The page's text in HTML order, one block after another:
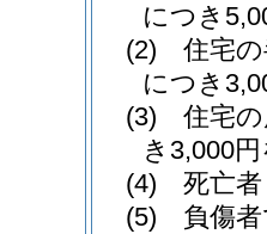
につき
(2)
住宅
につき
(3)
住宅
き3,000
(4)
死亡
(5)
負傷